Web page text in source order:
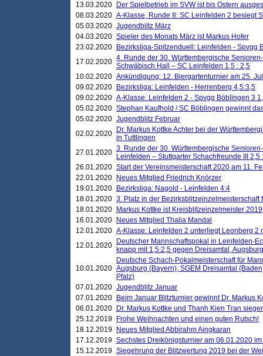
13.03.2020
Der Spielbetrieb im SVW ist bis Ostern
08.03.2020 A-Klasse, Runde 8: SC Leinfelden 2 besiegt
05.03.2020 Jugendbiltz März
04.03.2020 Spieler des Monats März ist Markus Hofer
23.02.2020
Bezirksliga-Spitzenduell: Leinfelden - Spvgg
17.02.2020 4. Runde der 30. Württembergische
Schwäbisch Hall – SC Leinfelden 1,5 : 2,5
10.02.2020 Ankündigung: 12. Biergartenturnier am 25.
09.02.2020
Bezirksliga: Leinfelden - Herrenberg 4,5:3,5
09.02.2020 A-Klasse: Leinfelden 2 - Spvgg Böblingen 3
05.02.2020 Stephan Kaufhold / SC Böblingen gewinnt
05.02.2020 Jugendblitz Februar
02.02.2020
Dr. Markus Kottke Achter bei der
in Tuttlingen
27.01.2020 3. Runde der 30. Württembergische
Leinfelden – Stuttgarter Schachfreunde III 2,5
26.01.2020 Start der Vereinsmeisterschaft 2020 am 11.
22.01.2020
Neues Mitglied Friedrich Knörzer
19.01.2020
Bezirksliga: Nagold - Leinfelden 4:4
18.01.2020 3. Platz in der Bezirksblitzeinzelmeisterschaft
18.01.2020
Markus Kottke ist Kreisblitzeinzelmeister 2019
16.01.2020
Neues Mitglied Thalia Mandal
12.01.2020 A-Klasse: Leinfelden 2 unterliegt Leonberg 2
12.01.2020
Deutscher Mannschaftspokal in Leinfelden-
knapp mit 1,5:2,5 gegen Dreisamtal,
10.01.2020
Deutsche Schach-Pokalmeisterschaft für
Augsburg (Bayern), SGEM Dreisamtal
Pfalz)
07.01.2020 Jugendblitz Januar
07.01.2020
Beim Januar Blitzturnier gewinnt Dr. Markus
06.01.2020
Dr. Markus Kottke und Thanh Kien Tran
25.12.2019
Frohe Weihnachten und einen guten Rutsch!
18.12.2019
Neues Mitglied Abbirahm Aingkaran
17.12.2019 Sechstes Dreikönigsturnier am 06.01.2020
15.12.2019 Siegehrung der Blitzwertung 2019 bei der